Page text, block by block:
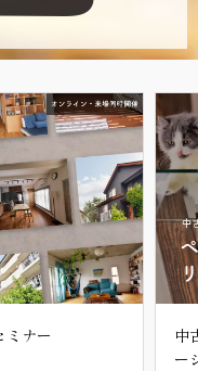
ミナー
中
ー